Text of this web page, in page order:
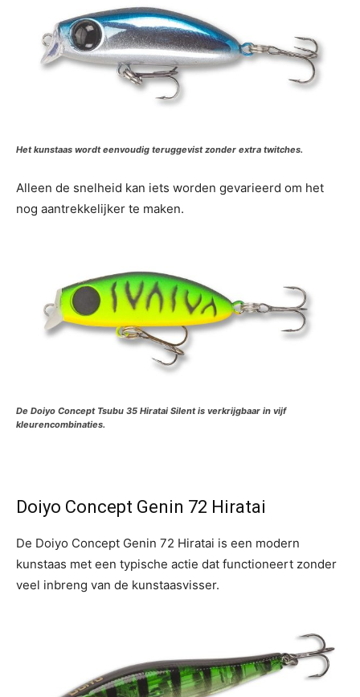
Het kunstaas wordt eenvoudig teruggevist zonder extra twitches.
Alleen de snelheid kan iets worden gevarieerd om het
nog aantrekkelijker te maken.
De Doiyo Concept Tsubu 35 Hiratai Silent is verkrijgbaar in vijf
kleurencombinaties.
Doiyo Concept Genin 72 Hiratai
De Doiyo Concept Genin 72 Hiratai is een modern
kunstaas met een typische actie dat functioneert zonder
veel inbreng van de kunstaasvisser.